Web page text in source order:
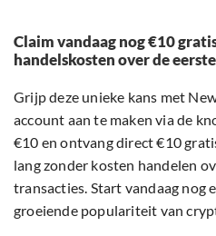
Claim vandaag nog €10
handelskosten over de
Grijp deze unieke kans met
account aan te maken via de
€10 en ontvang direct €10
lang zonder kosten handelen
transacties. Start vandaag nog
groeiende populariteit van